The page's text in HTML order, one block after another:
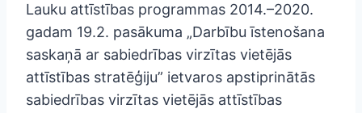
Lauku attīstības programmas 2014.–2020.
gadam 19.2. pasākuma „Darbību īstenošana
saskaņā ar sabiedrības virzītas vietējās
attīstības stratēģiju” ietvaros apstiprinātās
sabiedrības virzītas vietējās attīstības